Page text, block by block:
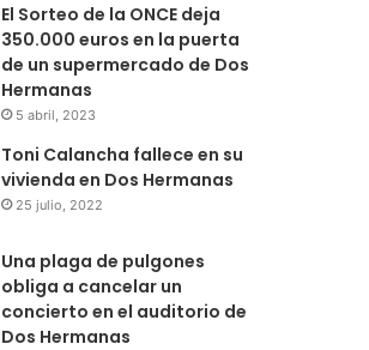
El Sorteo de la ONCE deja
350.000 euros en la puerta
de un supermercado de Dos
Hermanas
5 abril, 2023
Toni Calancha fallece en su
vivienda en Dos Hermanas
25 julio, 2022
Una plaga de pulgones
obliga a cancelar un
concierto en el auditorio de
Dos Hermanas